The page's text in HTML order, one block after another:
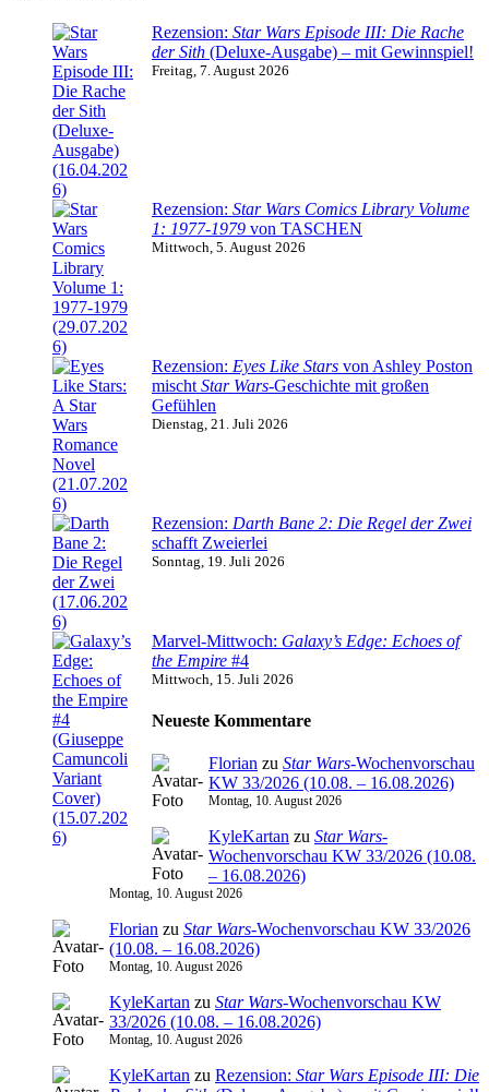
Rezension: Star Wars Episode III: Die Rache
der Sith (Deluxe-Ausgabe) – mit Gewinnspiel!
Freitag, 7. August 2026
Rezension: Star Wars Comics Library Volume
1: 1977-1979 von TASCHEN
Mittwoch, 5. August 2026
Rezension: Eyes Like Stars von Ashley Poston
mischt Star Wars-Geschichte mit großen
Gefühlen
Dienstag, 21. Juli 2026
Rezension: Darth Bane 2: Die Regel der Zwei
schafft Zweierlei
Sonntag, 19. Juli 2026
Marvel-Mittwoch: Galaxy’s Edge: Echoes of
the Empire #4
Mittwoch, 15. Juli 2026
Neueste Kommentare
Florian zu Star Wars-Wochenvorschau
KW 33/2026 (10.08. – 16.08.2026)
Montag, 10. August 2026
KyleKartan zu Star Wars-
Wochenvorschau KW 33/2026 (10.08.
– 16.08.2026)
Montag, 10. August 2026
Florian zu Star Wars-Wochenvorschau KW 33/2026
(10.08. – 16.08.2026)
Montag, 10. August 2026
KyleKartan zu Star Wars-Wochenvorschau KW
33/2026 (10.08. – 16.08.2026)
Montag, 10. August 2026
KyleKartan zu Rezension: Star Wars Episode III: Die